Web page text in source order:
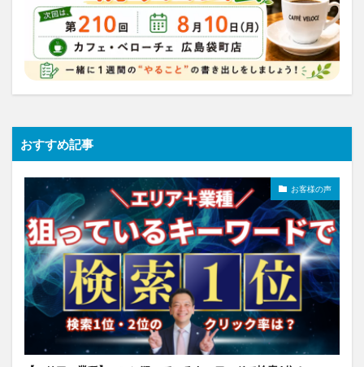
おすすめ記事
お客様の声